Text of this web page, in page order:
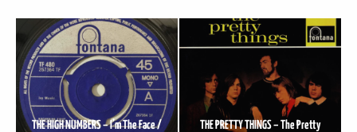
THE HIGH NUMBERS – I’m The Face /
THE PRETTY THINGS – The Pretty